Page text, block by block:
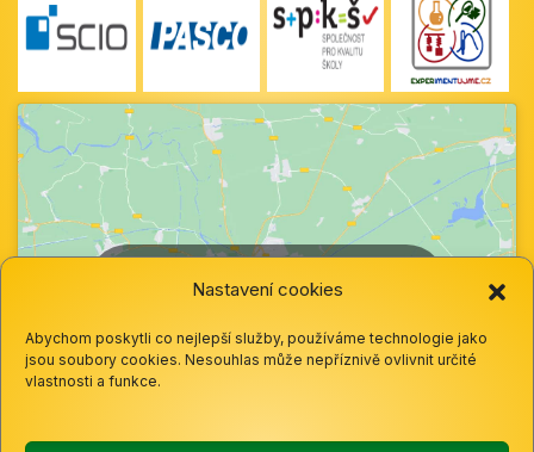
Nastavení cookies
Abychom poskytli co nejlepší služby, používáme technologie jako
jsou soubory cookies. Nesouhlas může nepříznivě ovlivnit určité
vlastnosti a funkce.
cookie a povolte tento obsah